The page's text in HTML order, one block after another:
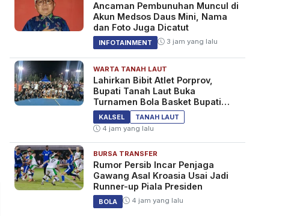
Ancaman Pembunuhan Muncul di
Akun Medsos Daus Mini, Nama
dan Foto Juga Dicatut
INFOTAINMENT 3 jam yang lalu
WARTA TANAH LAUT
Lahirkan Bibit Atlet Porprov,
Bupati Tanah Laut Buka
Turnamen Bola Basket Bupati
Cup 2026
KALSEL
TANAH LAUT
4 jam yang lalu
BURSA TRANSFER
Rumor Persib Incar Penjaga
Gawang Asal Kroasia Usai Jadi
Runner-up Piala Presiden
BOLA 4 jam yang lalu